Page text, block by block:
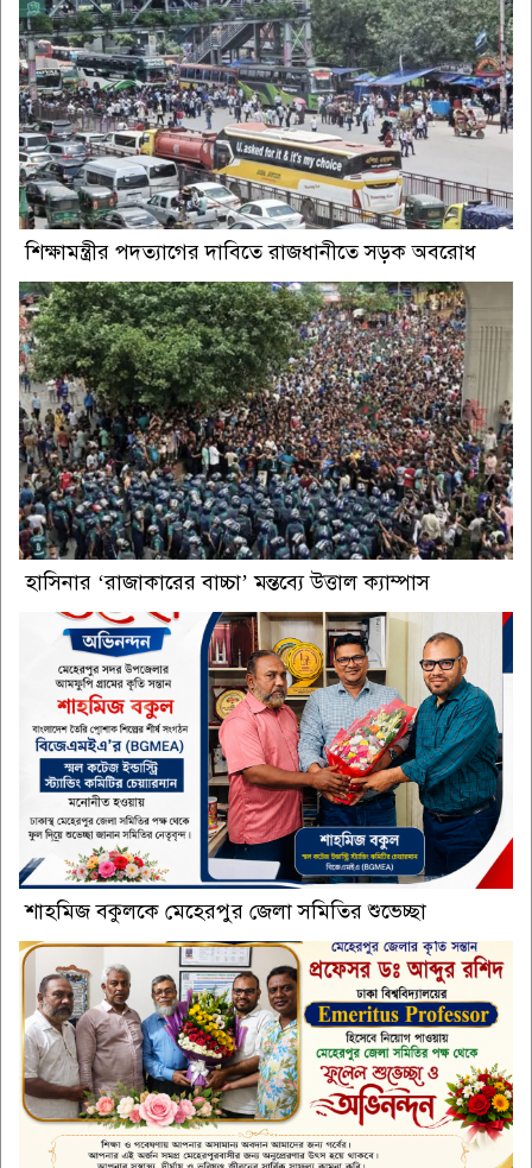
শিক্ষামন্ত্রীর পদত্যাগের দাবিতে রাজধানীতে সড়ক অবরোধ
হাসিনার ‘রাজাকারের বাচ্চা’ মন্তব্যে উত্তাল ক্যাম্পাস
শাহমিজ বকুলকে মেহেরপুর জেলা সমিতির শুভেচ্ছা